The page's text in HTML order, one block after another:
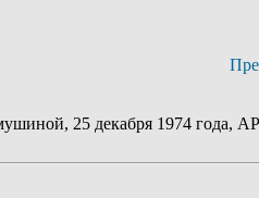
25 декабря 1974 года,